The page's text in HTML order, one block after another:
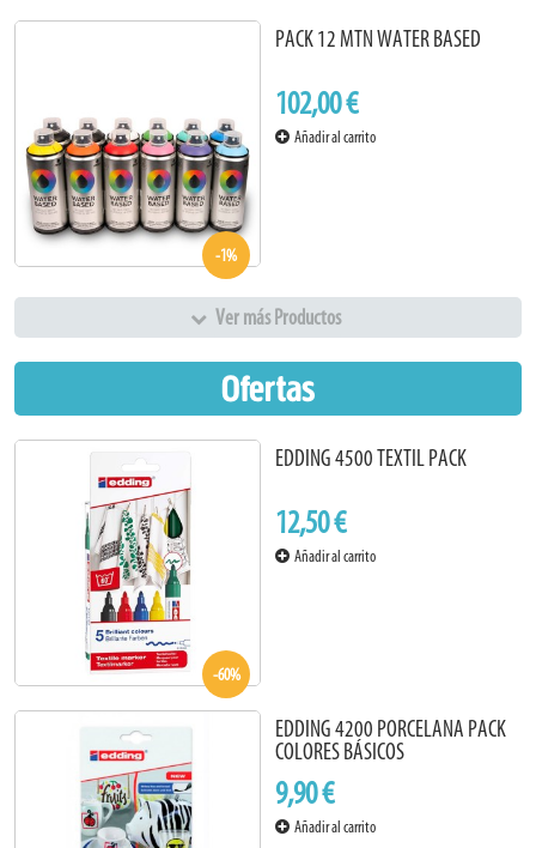
-1%
PACK 12 MTN WATER BASED
102,00 €
Añadir al carrito
Ver más Productos
Ofertas
-60%
EDDING 4500 TEXTIL PACK
12,50 €
Añadir al carrito
EDDING 4200 PORCELANA PACK
COLORES BÁSICOS
9,90 €
Añadir al carrito